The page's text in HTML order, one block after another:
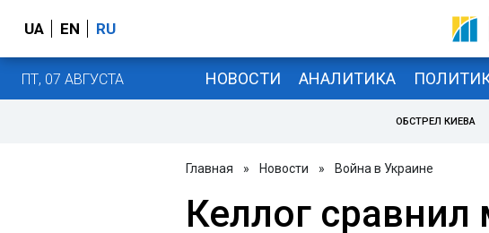
UA EN RU
ПТ, 07 АВГУСТА НОВОСТИ АНАЛИТИКА
ОБСТРЕЛ КИЕВА
Главная » Новости » Война в Украине
Келлог